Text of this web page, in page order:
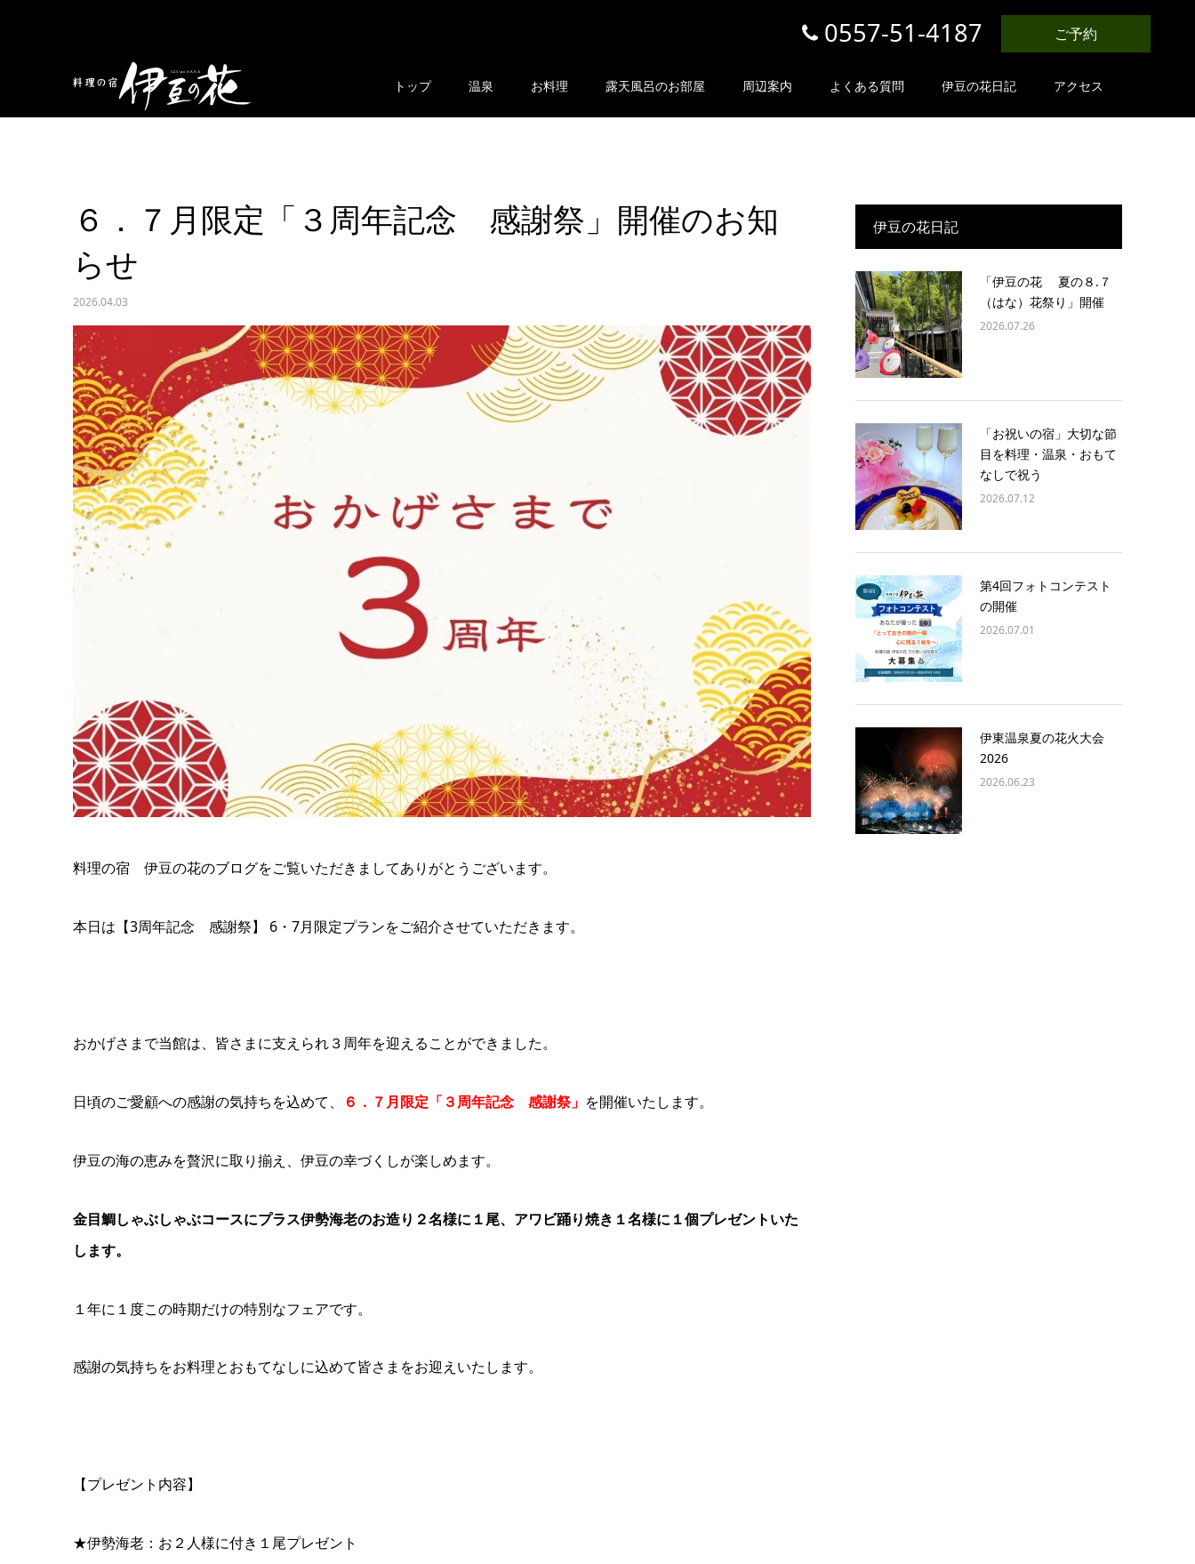
0557-51-4187 ご予約
トップ 温泉 お料理 露天風呂のお部屋 周辺案内 よくある質問 伊豆の花日記 アクセス
お知らせ ６．７月限定「３周年記念 感謝祭」開催のお知らせ
６．７月限定「３周年記念 感謝祭」開催のお知
らせ
2026.04.03
料理の宿 伊豆の花のブログをご覧いただきましてありがとうございます。
本日は【3周年記念 感謝祭】 6・7月限定プランをご紹介させていただきます。
おかげさまで当館は、皆さまに支えられ３周年を迎えることができました。
日頃のご愛顧への感謝の気持ちを込めて、 ６．７月限定「３周年記念 感謝祭」 を開催いたします。
伊豆の海の恵みを贅沢に取り揃え、伊豆の幸づくしが楽しめます。
金目鯛しゃぶしゃぶコースにプラス伊勢海老のお造り２名様に１尾、アワビ踊り焼き１名様に１個プレゼントいた
します。
１年に１度この時期だけの特別なフェアです。
感謝の気持ちをお料理とおもてなしに込めて皆さまをお迎えいたします。
【プレゼント内容】
★伊勢海老：お２人様に付き１尾プレゼント
伊豆の花日記
「伊豆の花 夏の８.７
（はな）花祭り」開催
2026.07.26
「お祝いの宿」大切な節
目を料理・温泉・おもて
なしで祝う
2026.07.12
第4回フォトコンテスト
の開催
2026.07.01
伊東温泉夏の花火大会
2026
2026.06.23